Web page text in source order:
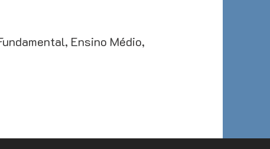
Ensino Médio,